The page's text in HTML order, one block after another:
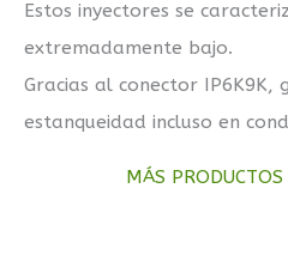
Estos inyectores se
extremadamente bajo.
Gracias al conector IP6K9K,
estanqueidad incluso en
MÁS